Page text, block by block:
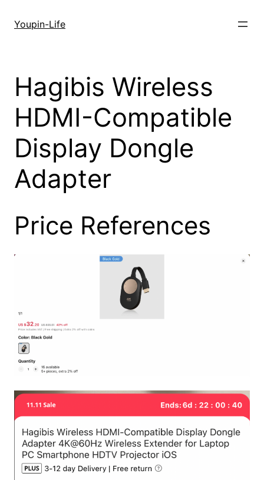
InhaltYoupin-Life
Hagibis Wireless
HDMI-Compatible
Display Dongle
Adapter
Price References